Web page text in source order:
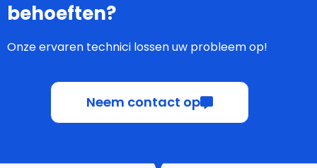
behoeften?
Onze ervaren technici lossen uw probleem op!
Neem contact op